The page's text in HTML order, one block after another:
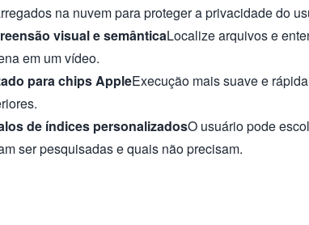
na nuvem para proteger a privacidade do
visual e semânticaLocalize arquivos e
em um vídeo.
para chips AppleExecução mais suave e
de índices personalizadosO usuário pode
ser pesquisadas e quais não precisam.